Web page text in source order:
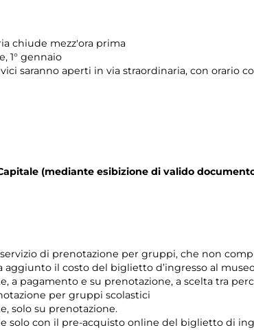
chiude mezz'ora prima
1° gennaio
saranno aperti in via straordinaria, con orario
(mediante esibizione di valido
di prenotazione per gruppi, che non
il costo del biglietto d’ingresso al
a pagamento e su prenotazione, a scelta tra
per gruppi scolastici
solo su prenotazione.
solo con il pre-acquisto online del biglietto di